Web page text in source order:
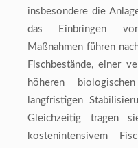
insbesondere die
das Einbringen
Maßnahmen führen
Fischbestände, einer
höheren
langfristigen
Gleichzeitig tragen
kostenintensivem